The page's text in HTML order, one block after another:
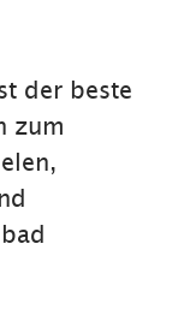
der beste
zum